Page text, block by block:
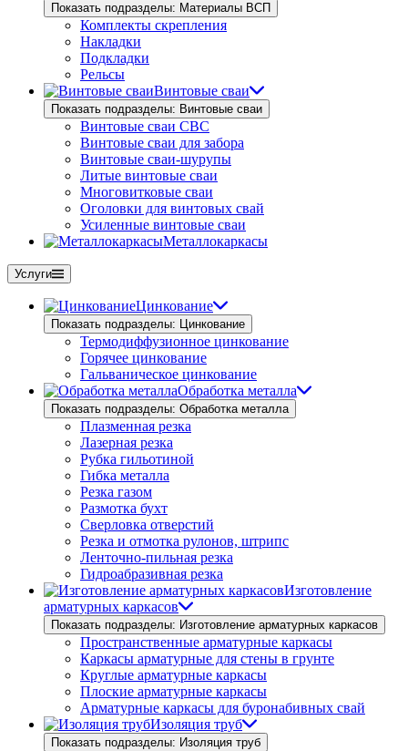
Показать подразделы: Материалы ВСП
Комплекты скрепления
Накладки
Подкладки
Рельсы
Винтовые сваи
Показать подразделы: Винтовые сваи
Винтовые сваи СВС
Винтовые сваи для забора
Винтовые сваи-шурупы
Литые винтовые сваи
Многовитковые сваи
Оголовки для винтовых свай
Усиленные винтовые сваи
Металлокаркасы
Услуги
Цинкование
Показать подразделы: Цинкование
Термодиффузионное цинкование
Горячее цинкование
Гальваническое цинкование
Обработка металла
Показать подразделы: Обработка металла
Плазменная резка
Лазерная резка
Рубка гильотиной
Гибка металла
Резка газом
Размотка бухт
Сверловка отверстий
Резка и отмотка рулонов, штрипс
Ленточно-пильная резка
Гидроабразивная резка
Изготовление
арматурных каркасов
Показать подразделы: Изготовление арматурных каркасов
Пространственные арматурные каркасы
Каркасы арматурные для стены в грунте
Круглые арматурные каркасы
Плоские арматурные каркасы
Арматурные каркасы для буронабивных свай
Изоляция труб
Показать подразделы: Изоляция труб